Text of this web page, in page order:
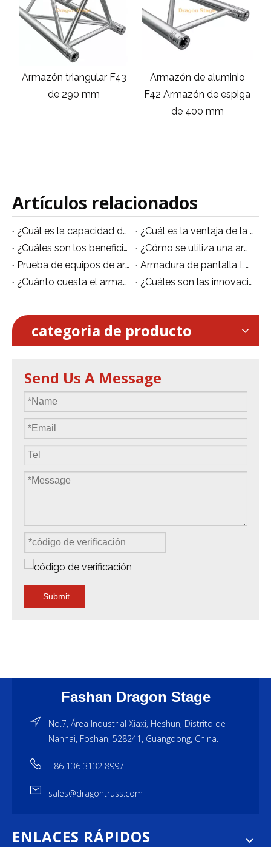
Armazón triangular F43
de 290 mm
Armazón de aluminio
F42 Armazón de espiga
de 400 mm
Artículos relacionados
¿Cuál es la capacidad de carga máxima de un sistema de truss de aluminio para eventos?
¿Cuál es la ventaja de la etapa de armadura?
¿Cuáles son los beneficios de utilizar un club truss?
¿Cómo se utiliza una armadura de club?
Prueba de equipos de armadura circular en fábrica
Armadura de pantalla LED ligera para barra ET de Changzhou
¿Cuánto cuesta el armazón del escenario?
¿Cuáles son las innovaciones y tendencias en la tecnología de armaduras escénicas?
categoria de producto
Send Us A Message
Submit
Fashan Dragon Stage
No.7, Área Industrial Xiaxi, Heshun, Distrito de
Nanhai, Foshan, 528241, Guangdong, China.
+86 136 3132 8997
sales@dragontruss.com
ENLACES RÁPIDOS